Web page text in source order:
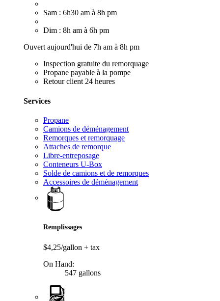
Sam : 6h30 am à 8h pm
Dim : 8h am à 6h pm
Ouvert aujourd'hui de 7h am à 8h pm
Inspection gratuite du remorquage
Propane payable à la pompe
Retour client 24 heures
Services
Propane
Camions de déménagement
Remorques et remorquage
Attaches de remorque
Libre-entreposage
Conteneurs U-Box
Solde de camions et de remorques
Accessoires de déménagement
Remplissages
$4,25/gallon + tax
On Hand:
547 gallons